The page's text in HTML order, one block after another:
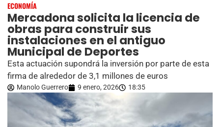
ECONOMÍA
Mercadona solicita la licencia de
obras para construir sus
instalaciones en el antiguo
Municipal de Deportes
Esta actuación supondrá la inversión por parte de esta
firma de alrededor de 3,1 millones de euros
Manolo Guerrero 9 enero, 2026 18:35